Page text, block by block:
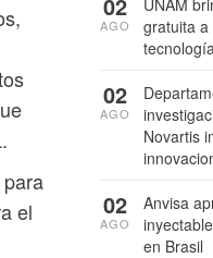
el
UNAM
gratuita a
AGO
Novartis
02
AGO
Anvisa
en Brasil
02
AGO